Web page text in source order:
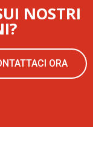
NOSTRI
ORA